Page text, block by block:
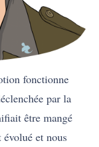
fonctionne
par la
être mangé
et nous